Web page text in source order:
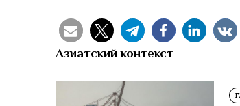
Азиатский контекст